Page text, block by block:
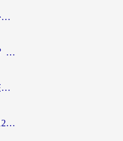
全民k歌国外可以打开吗？海外党听国内音乐听书的实用指南
海外看国内电视剧软件哪个好？留学生亲测有效的追剧加速方案
海外党别愁！交管12123怎么在国外用？一篇搞定回国资源访问难题
海外党必看：如何在国外打开12123，解决小程序登录难题